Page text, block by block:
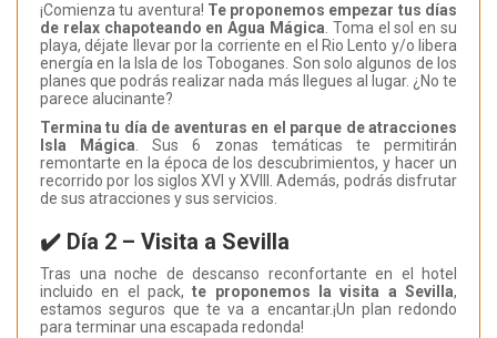
¡Comienza tu aventura! Te proponemos empezar tus días
de relax chapoteando en Agua Mágica. Toma el sol en su
playa, déjate llevar por la corriente en el Rio Lento y/o libera
energía en la Isla de los Toboganes. Son solo algunos de los
planes que podrás realizar nada más llegues al lugar. ¿No te
parece alucinante?
Termina tu día de aventuras en el parque de atracciones
Isla Mágica. Sus 6 zonas temáticas te permitirán
remontarte en la época de los descubrimientos, y hacer un
recorrido por los siglos XVI y XVIII. Además, podrás disfrutar
de sus atracciones y sus servicios.
✔️ Día 2 – Visita a Sevilla
Tras una noche de descanso reconfortante en el hotel
incluido en el pack,te proponemos la visita a Sevilla,
estamos seguros que te va a encantar.¡Un plan redondo
para terminar una escapada redonda!